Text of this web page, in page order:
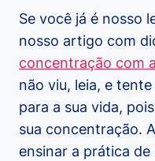
Se você já é nosso
nosso artigo com
concentração com
não viu, leia, e
para a sua vida,
sua concentração.
ensinar a prática de